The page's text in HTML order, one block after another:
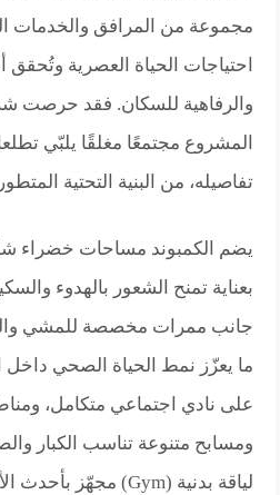
مجموعة من المرافق والخدمات
احتياجات الحياة العصرية وتُحقق
والرفاهية للسكان. فقد حرصت
المشروع مجتمعًا مغلقًا يلبّي
تفاصيله، من البنية التحتية
يضم الكمبوند مساحات خضراء
بعناية تمنح الشعور بالهدوء
جانب ممرات مخصصة للمشي
ما يعزّز نمط الحياة الصحي
على نادي اجتماعي متكامل،
ومسابح متنوعة تناسب الكبار
لياقة بدنية (Gym) مجهّز بأحدث الأجهزة الرياضية.